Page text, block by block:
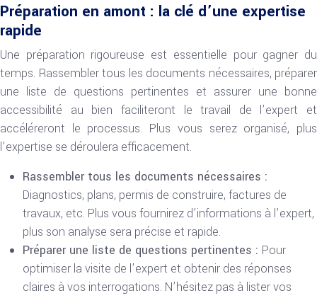
Préparation en amont : la clé d’une expertise
rapide
Une préparation rigoureuse est essentielle pour gagner du
temps. Rassembler tous les documents nécessaires, préparer
une liste de questions pertinentes et assurer une bonne
accessibilité au bien faciliteront le travail de l’expert et
accéléreront le processus. Plus vous serez organisé, plus
l’expertise se déroulera efficacement.
Rassembler tous les documents nécessaires :
Diagnostics, plans, permis de construire, factures de
travaux, etc. Plus vous fournirez d’informations à l’expert,
plus son analyse sera précise et rapide.
Préparer une liste de questions pertinentes : Pour
optimiser la visite de l’expert et obtenir des réponses
claires à vos interrogations. N’hésitez pas à lister vos